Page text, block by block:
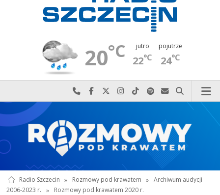
20°C jutro
22°C
pojutrze
24°C
Najlepiej po prostu do nas zadzwoń
Odwiedź nas na Facebook-u
Odwiedź nas na X
Odwiedź nas na Instagram-ie
Odwiedź nas na TikTok-u
Szukaj nas na Spotify
Wyślij do nas
Szukaj
Radio Szczecin » Rozmowy pod krawatem » Archiwum audycji
2006-2023 r.
» Rozmowy pod krawatem 2020 r.